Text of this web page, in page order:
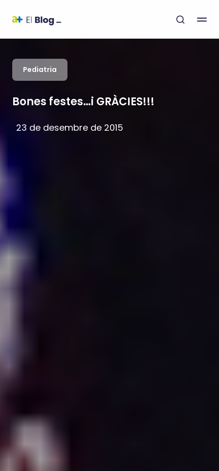
Pediatria
Bones festes…i GRÀCIES!!!
23 de desembre de 2015